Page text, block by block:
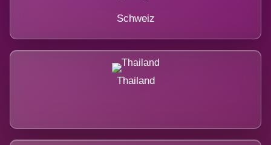
Schweiz
Thailand